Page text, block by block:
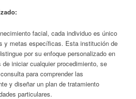
facial, cada individuo es único
y metas específicas. Esta institución de
por su enfoque personalizado en
iniciar cualquier procedimiento, se
para comprender las
y diseñar un plan de tratamiento
particulares.